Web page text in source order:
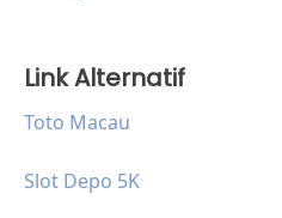
Link Alternatif
Toto Macau
Slot Depo 5K